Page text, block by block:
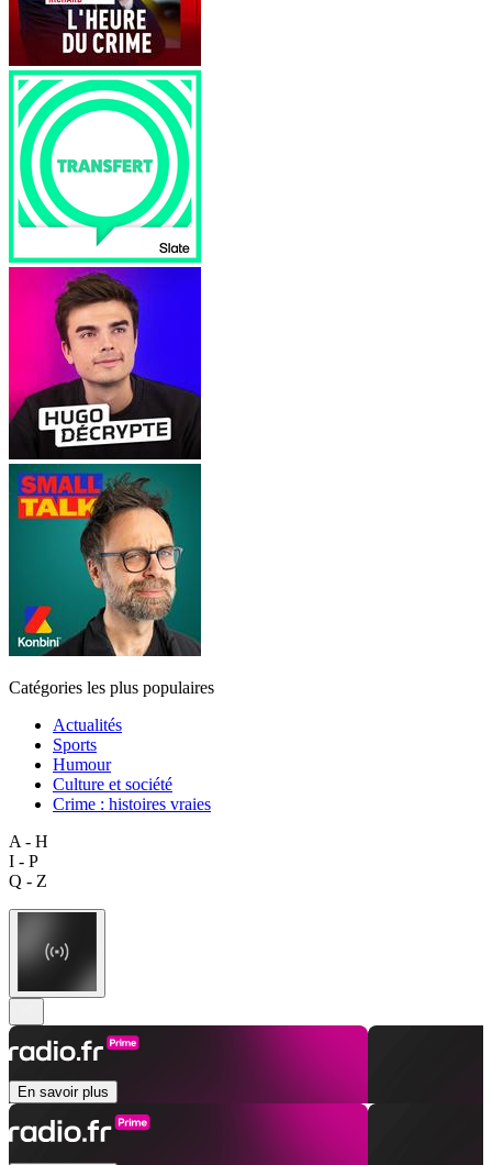
Catégories les plus populaires
Actualités
Sports
Humour
Culture et société
Crime : histoires vraies
A - H
I - P
Q - Z
En savoir plus